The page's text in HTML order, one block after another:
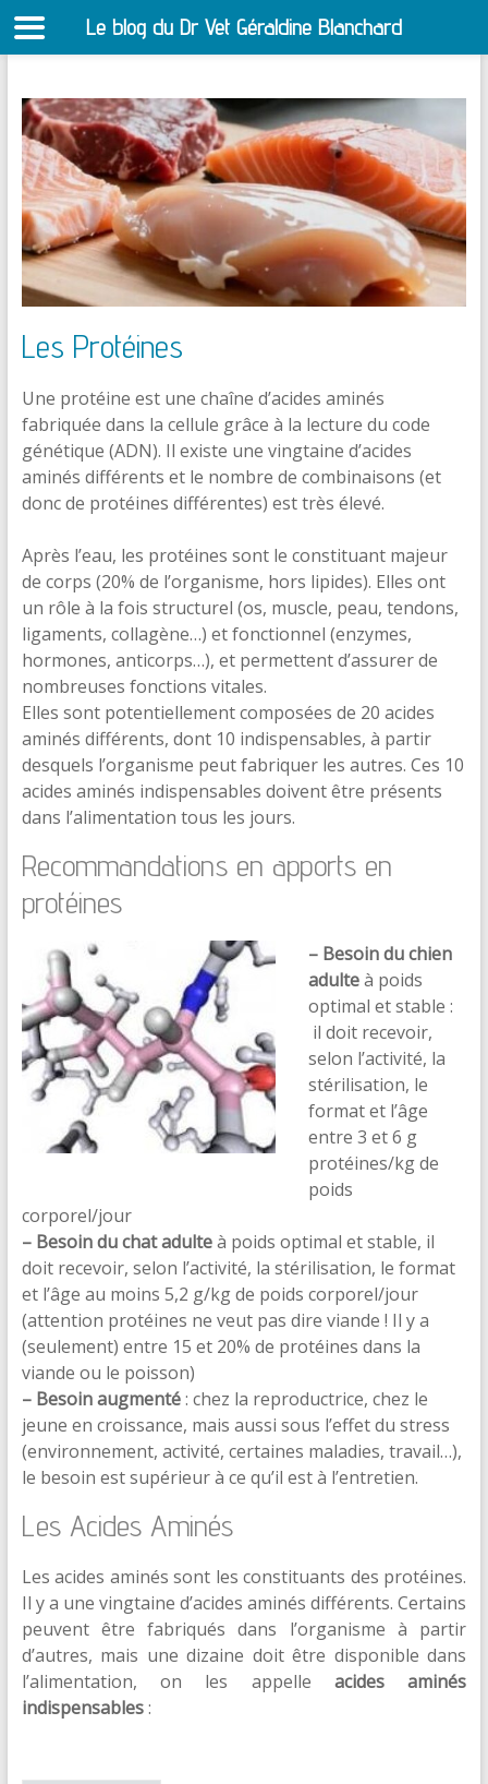
contenu
Les Protéines
Une protéine est une chaîne d’acides aminés
fabriquée dans la cellule grâce à la lecture du code
génétique (ADN). Il existe une vingtaine d’acides
aminés différents et le nombre de combinaisons (et
donc de protéines différentes) est très élevé.
Après l’eau, les protéines sont le constituant majeur
de corps (20% de l’organisme, hors lipides). Elles ont
un rôle à la fois structurel (os, muscle, peau, tendons,
ligaments, collagène…) et fonctionnel (enzymes,
hormones, anticorps…), et permettent d’assurer de
nombreuses fonctions vitales.
Elles sont potentiellement composées de 20 acides
aminés différents, dont 10 indispensables, à partir
desquels l’organisme peut fabriquer les autres. Ces 10
acides aminés indispensables doivent être présents
dans l’alimentation tous les jours.
Recommandations en apports en
protéines
– Besoin du chien
adulteà poids
optimal et stable :
il doit recevoir,
selon l’activité, la
stérilisation, le
format et l’âge
entre 3 et 6 g
protéines/kg de
poids
corporel/jour
– Besoin du chat adulteà poids optimal et stable, il
doit recevoir, selon l’activité, la stérilisation, le format
et l’âge au moins 5,2 g/kg de poids corporel/jour
(attention protéines ne veut pas dire viande ! Il y a
(seulement) entre 15 et 20% de protéines dans la
viande ou le poisson)
– Besoin augmenté: chez la reproductrice, chez le
jeune en croissance, mais aussi sous l’effet du stress
(environnement, activité, certaines maladies, travail…),
le besoin est supérieur à ce qu’il est à l’entretien.
Les Acides Aminés
Les acides aminés sont les constituants des protéines.
Il y a une vingtaine d’acides aminés différents. Certains
peuvent être fabriqués dans l’organisme à partir
d’autres, mais une dizaine doit être disponible dans
l’alimentation, on les appelle acides aminés
indispensables:
Le blog du Dr Vet Géraldine Blanchard